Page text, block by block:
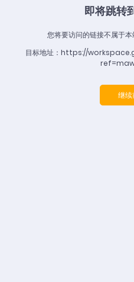
即将跳转
您将要访问的链接不属于本
目标地址：https://
继续